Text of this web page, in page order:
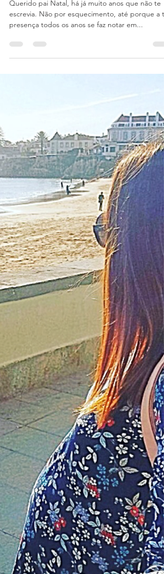
Carta ao pai Natal
Querido pai Natal, há já muito anos que não te
presença todos os anos se faz notar em...